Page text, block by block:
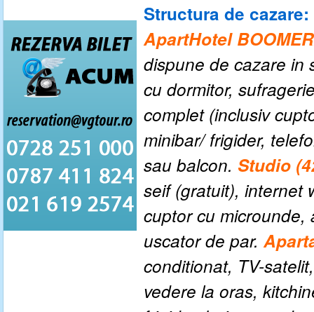
Structura de cazare:
ApartHotel
dispune de cazare in
cu dormitor,
complet (inclusiv
minibar/ frigider,
sau balcon. Studio
seif (gratuit), internet
cuptor cu microunde,
uscator de par.
conditionat, TV-
vedere la oras,